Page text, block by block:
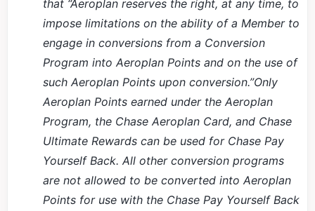
that “Aeroplan reserves the right, at any time, to
impose limitations on the ability of a Member to
engage in conversions from a Conversion
Program into Aeroplan Points and on the use of
such Aeroplan Points upon conversion.”Only
Aeroplan Points earned under the Aeroplan
Program, the Chase Aeroplan Card, and Chase
Ultimate Rewards can be used for Chase Pay
Yourself Back. All other conversion programs
are not allowed to be converted into Aeroplan
Points for use with the Chase Pay Yourself Back